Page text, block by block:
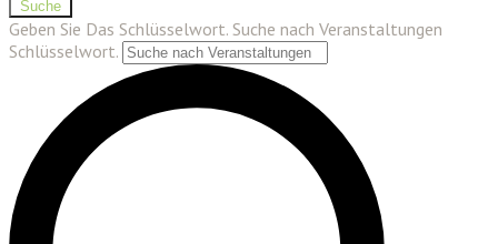
Suche
Geben Sie Das Schlüsselwort. Suche nach Veranstaltungen
Schlüsselwort.